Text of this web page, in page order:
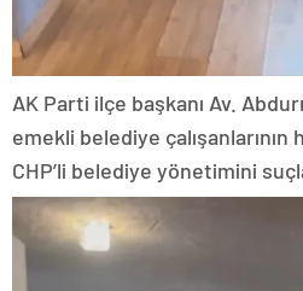
AK Parti ilçe başkanı Av.
emekli belediye çalışanlarının
CHP’li belediye yönetimini